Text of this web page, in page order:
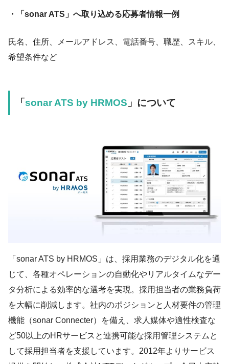
・「sonar ATS」へ取り込める応募者情報一例
氏名、住所、メールアドレス、電話番号、職歴、スキル、
希望条件など
「sonar ATS by HRMOS 」について
「sonar ATS by HRMOS」は、採用業務のデジタル化を通
じて、各種オペレーションの自動化やリアルタイムなデー
タ分析による効率的な選考を実現。採用担当者の業務負荷
を大幅に削減します。社内のポジションと人材要件の管理
機能（sonar Connecter）を備え、求人媒体や適性検査な
ど50以上のHRサービスと連携可能な採用管理システムと
して採用担当者を支援しています。2012年よりサービス